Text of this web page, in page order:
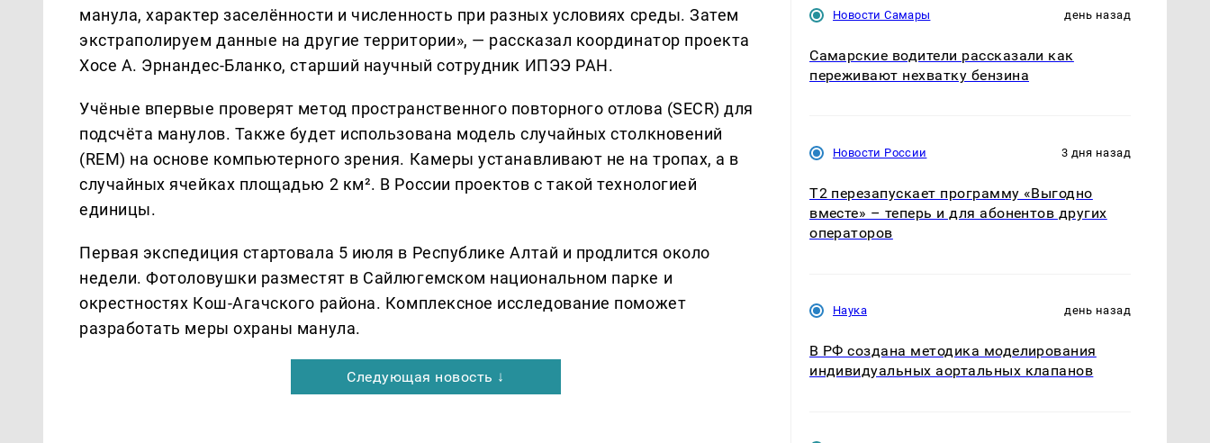
манула, характер заселённости и численность при разных условиях среды. Затем
экстраполируем данные на другие территории», — рассказал координатор проекта
Хосе А. Эрнандес-Бланко, старший научный сотрудник ИПЭЭ РАН.
Учёные впервые проверят метод пространственного повторного отлова (SECR) для
подсчёта манулов. Также будет использована модель случайных столкновений
(REM) на основе компьютерного зрения. Камеры устанавливают не на тропах, а в
случайных ячейках площадью 2 км². В России проектов с такой технологией
единицы.
Первая экспедиция стартовала 5 июля в Республике Алтай и продлится около
недели. Фотоловушки разместят в Сайлюгемском национальном парке и
окрестностях Кош-Агачского района. Комплексное исследование поможет
разработать меры охраны манула.
Следующая новость ↓
Новости Самары день назад
Самарские водители рассказали как
переживают нехватку бензина
Новости России 3 дня назад
Т2 перезапускает программу «Выгодно
вместе» – теперь и для абонентов других
операторов
Наука день назад
В РФ создана методика моделирования
индивидуальных аортальных клапанов